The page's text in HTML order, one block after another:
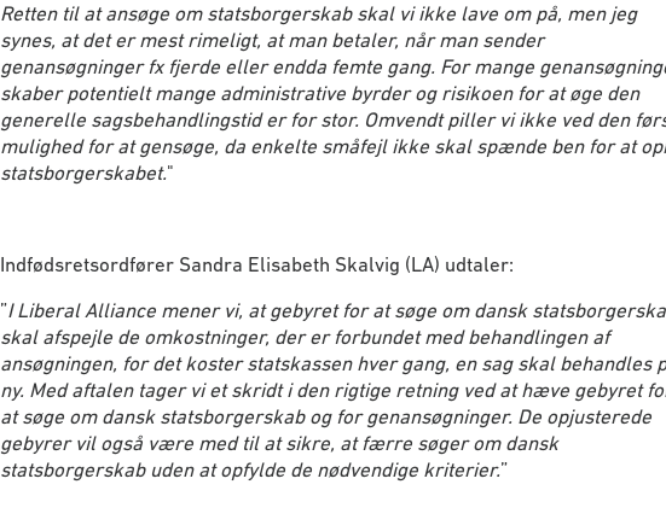
Retten til at ansøge om statsborgerskab skal vi ikke lave om på, men jeg
synes, at det er mest rimeligt, at man betaler, når man sender
genansøgninger fx fjerde eller endda femte gang. For mange
skaber potentielt mange administrative byrder og risikoen for at øge den
generelle sagsbehandlingstid er for stor. Omvendt piller vi ikke ved den
mulighed for at gensøge, da enkelte småfejl ikke skal spænde ben for at
statsborgerskabet."
Indfødsretsordfører Sandra Elisabeth Skalvig (LA) udtaler:
”I Liberal Alliance mener vi, at gebyret for at søge om dansk
skal afspejle de omkostninger, der er forbundet med behandlingen af
ansøgningen, for det koster statskassen hver gang, en sag skal behandles
ny. Med aftalen tager vi et skridt i den rigtige retning ved at hæve gebyret
at søge om dansk statsborgerskab og for genansøgninger. De opjusterede
gebyrer vil også være med til at sikre, at færre søger om dansk
statsborgerskab uden at opfylde de nødvendige kriterier.”